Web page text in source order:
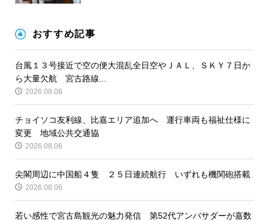
おすすめ記事
台風１３号接近で空の便大混乱全日空やＪＡＬ、ＳＫＹ７日か
ら大量欠航 宮古路線...
2026.08.06
チョイソコ友利線、比嘉エリア追加へ 運行車両も福祉仕様に
変更 地域公共交通協
2026.08.06
尖閣周辺に中国船４隻 ２５日連続航行 いずれも機関砲搭載
2026.08.06
若い感性で宮古島観光の魅力発信 第52代アンバサダーが嘉数